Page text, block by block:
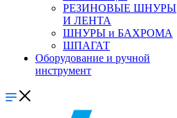
РЕЗИНОВЫЕ ШНУРЫ
И ЛЕНТА
ШНУРЫ и БАХРОМА
ШПАГАТ
Оборудование и ручной
инструмент